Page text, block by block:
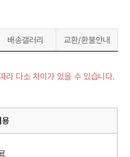
배송갤러리 교환/환불안내
라 다소 차이가 있을 수 있습니다.
용